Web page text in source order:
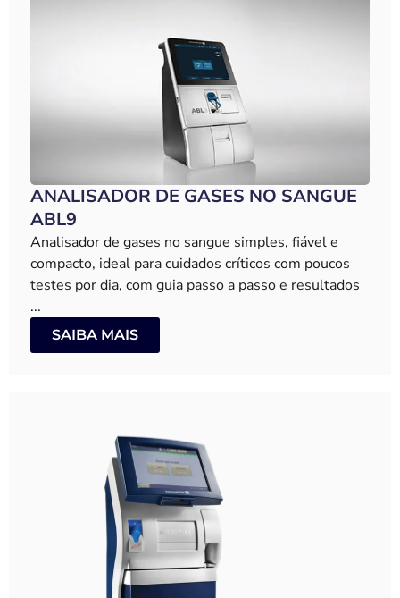
ANALISADOR DE GASES NO SANGUE
ABL9
Analisador de gases no sangue simples, fiável e
compacto, ideal para cuidados críticos com poucos
testes por dia, com guia passo a passo e resultados
...
SAIBA MAIS